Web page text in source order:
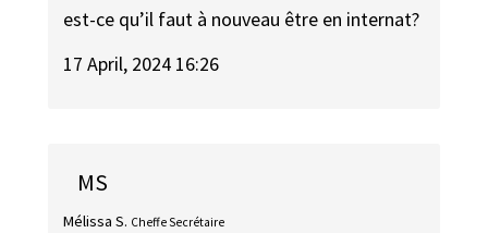
est-ce qu’il faut à nouveau être en internat?
17 April, 2024 16:26
MS
Mélissa S. Cheffe Secrétaire